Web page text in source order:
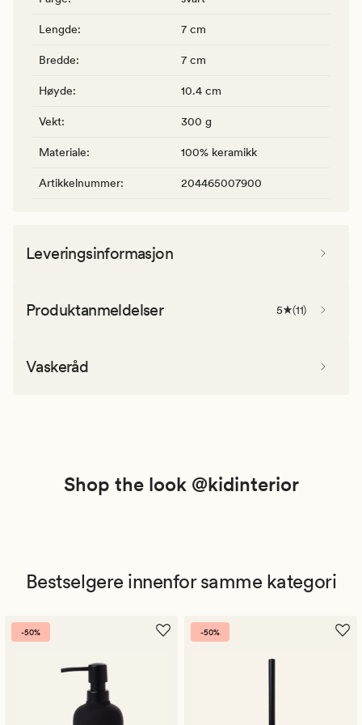
Lengde: 7 cm
Bredde: 7 cm
Høyde: 10.4 cm
Vekt: 300 g
Materiale: 100% keramikk
Artikkelnummer: 204465007900
Leveringsinformasjon
Produktanmeldelser 5 (11)
Vaskeråd
Shop the look @kidinterior
Bestselgere innenfor samme kategori
-50% -50%